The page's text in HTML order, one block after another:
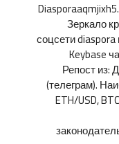
Зеркало
соцсети
Keybase
Репост из:
(телеграм).
ETH/USD,